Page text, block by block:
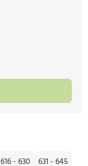
616 - 630
631 - 645